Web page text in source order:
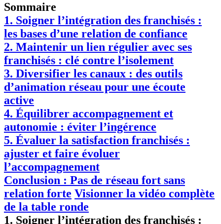
Sommaire
1. Soigner l’intégration des franchisés :
les bases d’une relation de confiance
2. Maintenir un lien régulier avec ses
franchisés : clé contre l’isolement
3. Diversifier les canaux : des outils
d’animation réseau pour une écoute
active
4. Équilibrer accompagnement et
autonomie : éviter l’ingérence
5. Évaluer la satisfaction franchisés :
ajuster et faire évoluer
l’accompagnement
Conclusion : Pas de réseau fort sans
relation forte Visionner la vidéo complète
de la table ronde
1. Soigner l’intégration des franchisés :